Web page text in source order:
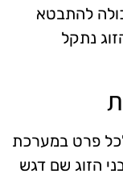
להתבטא
נתקל
פרט במערכת
הזוג שם דגש